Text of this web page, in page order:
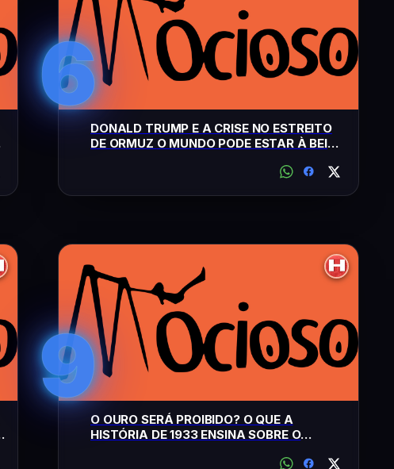
6
DONALD TRUMP E A CRISE NO ESTREITO
DE ORMUZ O MUNDO PODE ESTAR À BEIRA
9
O OURO SERÁ PROIBIDO? O QUE A
HISTÓRIA DE 1933 ENSINA SOBRE O